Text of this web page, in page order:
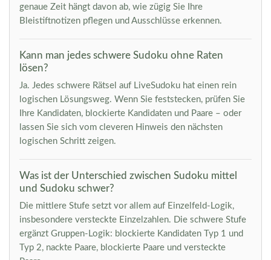
genaue Zeit hängt davon ab, wie zügig Sie Ihre
Bleistiftnotizen pflegen und Ausschlüsse erkennen.
Kann man jedes schwere Sudoku ohne Raten
lösen?
Ja. Jedes schwere Rätsel auf LiveSudoku hat einen rein
logischen Lösungsweg. Wenn Sie feststecken, prüfen Sie
Ihre Kandidaten, blockierte Kandidaten und Paare – oder
lassen Sie sich vom cleveren Hinweis den nächsten
logischen Schritt zeigen.
Was ist der Unterschied zwischen Sudoku mittel
und Sudoku schwer?
Die mittlere Stufe setzt vor allem auf Einzelfeld-Logik,
insbesondere versteckte Einzelzahlen. Die schwere Stufe
ergänzt Gruppen-Logik: blockierte Kandidaten Typ 1 und
Typ 2, nackte Paare, blockierte Paare und versteckte